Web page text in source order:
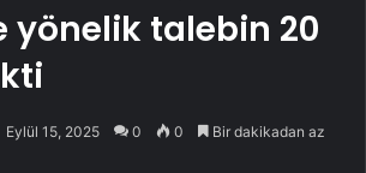
yönelik talebin 20
Eylül 15, 2025 0 0 Bir dakikadan az